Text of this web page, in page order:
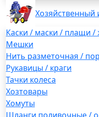
Хозяйственный
Каски / маски / плащи /
Мешки
Нить разметочная /
Рукавицы / краги
Тачки колеса
Хозтовары
Хомуты